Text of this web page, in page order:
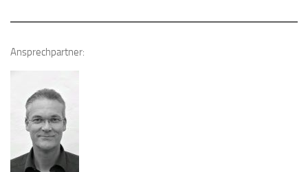
Ansprechpartner: